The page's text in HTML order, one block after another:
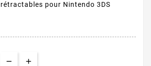
pour Nintendo 3DS